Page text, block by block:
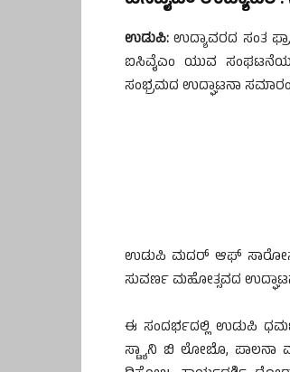
ಉಡುಪಿ: ಉದ್ಯಾವರದ ಸಂತ
ಐಸಿವೈಎಂ ಯುವ
ಸಂಭ್ರಮದ ಉದ್ಘಾಟನಾ
ಉಡುಪಿ ಮದರ್ ಆಫ್ ಸಾರೋಸ್
ಸುವರ್ಣ ಮಹೋತ್ಸವದ
ಈ ಸಂದರ್ಭದಲ್ಲಿ ಉಡುಪಿ
ಸ್ಟ್ಯಾನಿ ಬಿ ಲೋಬೊ,